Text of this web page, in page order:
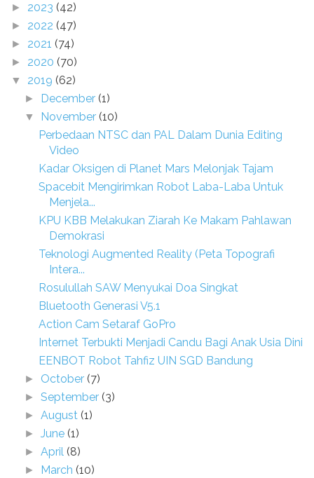
► 2023 (42)
► 2022 (47)
► 2021 (74)
► 2020 (70)
▼ 2019 (62)
► December (1)
▼ November (10)
Perbedaan NTSC dan PAL Dalam Dunia Editing
Video
Kadar Oksigen di Planet Mars Melonjak Tajam
Spacebit Mengirimkan Robot Laba-Laba Untuk
Menjela...
KPU KBB Melakukan Ziarah Ke Makam Pahlawan
Demokrasi
Teknologi Augmented Reality (Peta Topografi
Intera...
Rosulullah SAW Menyukai Doa Singkat
Bluetooth Generasi V5.1
Action Cam Setaraf GoPro
Internet Terbukti Menjadi Candu Bagi Anak Usia Dini
EENBOT Robot Tahfiz UIN SGD Bandung
► October (7)
►September (3)
►August (1)
►June (1)
►April (8)
► March (10)